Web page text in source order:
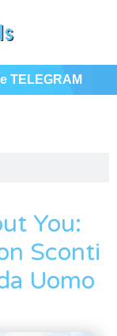
TELEGRAM
You:
Sconti
Uomo